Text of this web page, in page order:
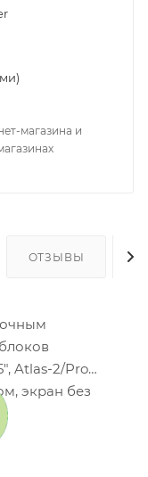
магазина и
ОТЗЫВЫ
Atlas-2/Pro
экран без